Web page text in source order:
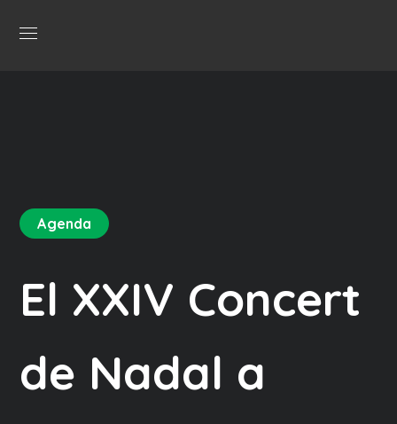
Agenda
El XXIV Concert
de Nadal a